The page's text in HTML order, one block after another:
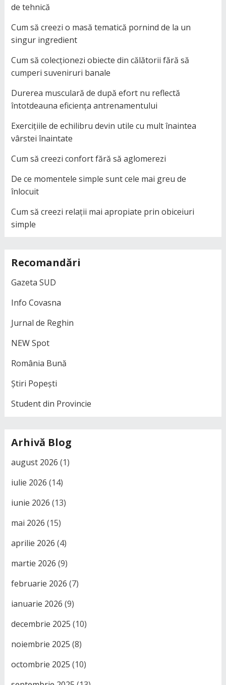
de tehnică
Cum să creezi o masă tematică pornind de la un
singur ingredient
Cum să colecționezi obiecte din călătorii fără să
cumperi suveniruri banale
Durerea musculară de după efort nu reflectă
întotdeauna eficiența antrenamentului
Exercițiile de echilibru devin utile cu mult înaintea
vârstei înaintate
Cum să creezi confort fără să aglomerezi
De ce momentele simple sunt cele mai greu de
înlocuit
Cum să creezi relații mai apropiate prin obiceiuri
simple
Recomandări
Gazeta SUD
Info Covasna
Jurnal de Reghin
NEW Spot
România Bună
Știri Popești
Student din Provincie
Arhivă Blog
august 2026 (1)
iulie 2026 (14)
iunie 2026 (13)
mai 2026 (15)
aprilie 2026 (4)
martie 2026 (9)
februarie 2026 (7)
ianuarie 2026 (9)
decembrie 2025 (10)
noiembrie 2025 (8)
octombrie 2025 (10)